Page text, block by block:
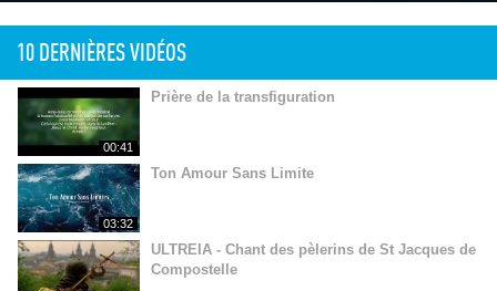
10 DERNIÈRES VIDÉOS
00:41
Prière de la transfiguration
03:32
Ton Amour Sans Limite
ULTREIA - Chant des pèlerins de St Jacques de
Compostelle